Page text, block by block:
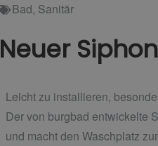
Bad, Sanitär
Neuer
Leicht zu installieren,
Der von burgbad entwickelte
und macht den Waschplatz